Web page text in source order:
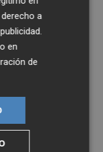
a
en
de